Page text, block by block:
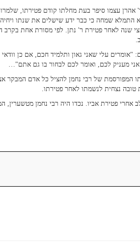
אהרן עצמו סיפר בעת מחלתו קודם פטירתו,
שמחה כי כבר ידע שישלים את שנתו
שנה לאחר פטירת ר' נתן. לפי מסורת אחת בקרב
"אומרים עלי שאני גאון ותלמיד חכם, אם כן
מעניק לכם, ואומר לכם לבחור בו גם אתם"…
המפורסמת של רבי נחמן להציל כל אדם המבקר
נצחית לנשמתו לאחר פטירתו.
פטירת אביו. נכדו היה רבי נחמן מטשערין,